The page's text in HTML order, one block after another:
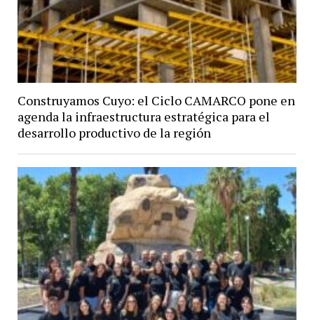
Construyamos Cuyo: el Ciclo CAMARCO pone en
agenda la infraestructura estratégica para el
desarrollo productivo de la región